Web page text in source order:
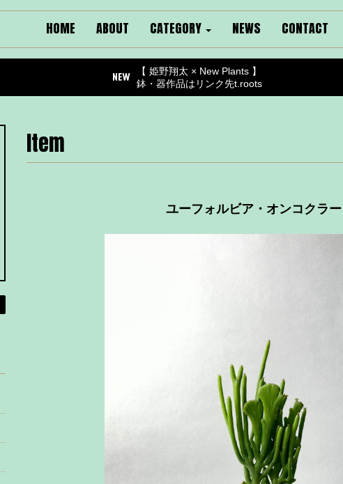
HOME ABOUT CATEGORY NEWS CONTACT
【 姫野翔太 × New Plants 】
鉢・器作品はリンク先t.roots
Item
ユーフォルビア・オンコクラ